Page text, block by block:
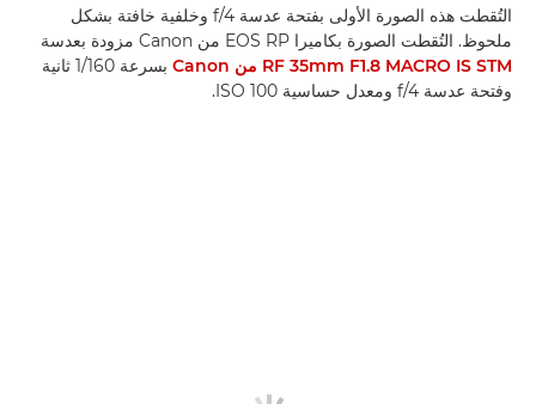
التُقطت هذه الصورة الأولى بفتحة عدسة f/4 وخلفية خافتة بشكل
ملحوظ. التُقطت الصورة بكاميرا EOS RP من Canon مزودة بعدسة
RF 35mm F1.8 MACRO IS STM من Canon
بسرعة 1/160 ثانية
وفتحة عدسة f/4 ومعدل حساسية ISO 100.